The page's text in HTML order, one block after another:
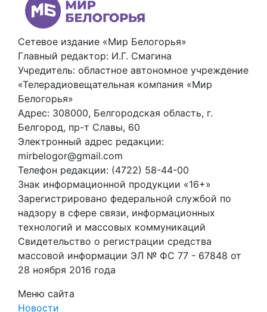
Сетевое издание «Мир Белогорья»
Главный редактор: И.Г. Смагина
Учредитель: областное автономное учреждение
«Телерадиовещательная компания «Мир
Белогорья»
Адрес: 308000, Белгородская область, г.
Белгород, пр-т Славы, 60
Электронный адрес редакции:
mirbelogor@gmail.com
Телефон редакции: (4722) 58-44-00
Знак информационной продукции «16+»
Зарегистрировано федеральной службой по
надзору в сфере связи, информационных
технологий и массовых коммуникаций
Свидетельство о регистрации средства
массовой информации ЭЛ № ФС 77 - 67848 от
28 ноября 2016 года
Меню сайта
Новости